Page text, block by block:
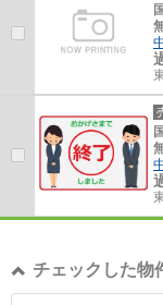
チェックした物